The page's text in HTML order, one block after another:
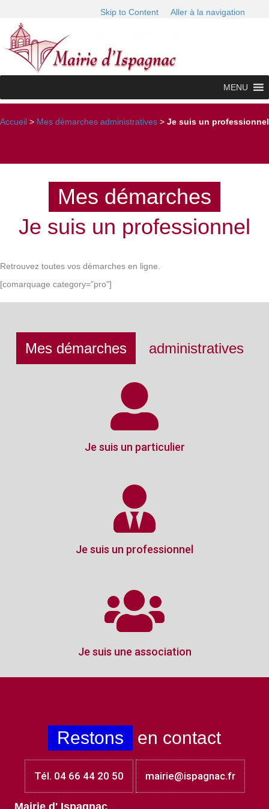
Skip to Content Aller à la navigation
MENU
Accueil > Mes démarches administratives > Je suis un professionnel
Mes démarches
Je suis un professionnel
Retrouvez toutes vos démarches en ligne.
[comarquage category="pro"]
Mes démarches administratives
Je suis un particulier
Je suis un professionnel
Je suis une association
Restons en contact
Tél. 04 66 44 20 50 mairie@ispagnac.fr
Mairie d' Ispagnac